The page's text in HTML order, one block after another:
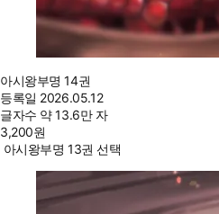
아시왕부명 14권
등록일 2026.05.12
글자수 약 13.6만 자
3,200원
아시왕부명 13권 선택